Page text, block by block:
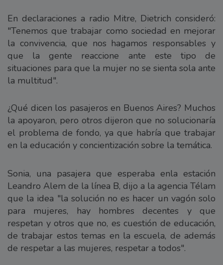
En declaraciones a radio Mitre, Dietrich consideró:
"Tenemos que trabajar como sociedad en mejorar
la convivencia, que nos hagamos responsables y
que la gente reaccione ante este tipo de
situaciones para que la mujer no se sienta sola ante
la multitud".
¿Qué dicen los pasajeros en Buenos Aires? Muchos
la apoyaron, pero otros dijeron que no solucionaría
el problema de fondo, ya que habría que trabajar
en la educación y concientización sobre la temática.
Sonia, una pasajera que esperaba enla estación
Leandro Alem de la línea B, dijo a la agencia Télam
que la idea "la solución no es hacer un vagón solo
para mujeres, hay hombres decentes y que
respetan y otros que no, es cuestión de educación,
de trabajar estos temas en la escuela, de además
de respetar a las mujeres, respetar a todos".